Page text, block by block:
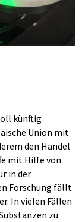
künftig
Union mit
den Handel
mit Hilfe von
in der
Forschung fällt
In vielen Fällen
zu